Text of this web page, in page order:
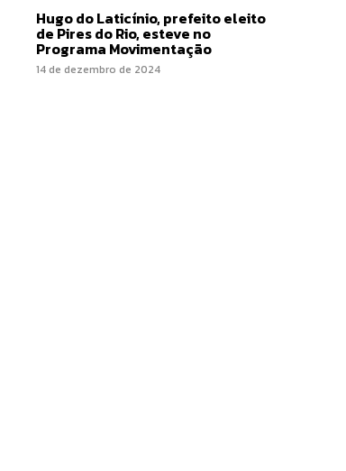
Hugo do Laticínio, prefeito eleito
de Pires do Rio, esteve no
Programa Movimentação
14 de dezembro de 2024